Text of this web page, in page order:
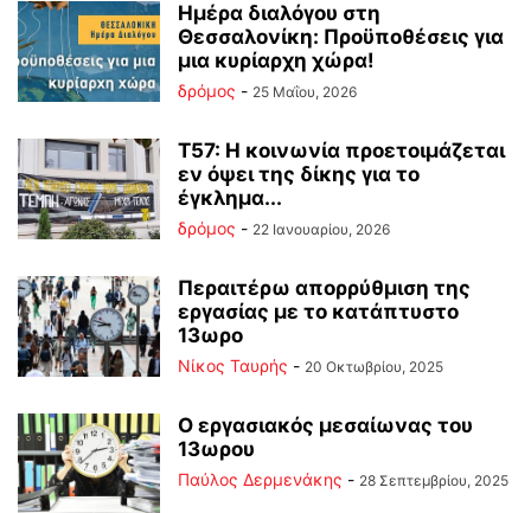
Ημέρα διαλόγου στη
Θεσσαλονίκη: Προϋποθέσεις για
μια κυρίαρχη χώρα!
δρόμος - 25 Μαΐου, 2026
Τ57: Η κοινωνία προετοιμάζεται
εν όψει της δίκης για το
έγκλημα...
δρόμος - 22 Ιανουαρίου, 2026
Περαιτέρω απορρύθμιση της
εργασίας με το κατάπτυστο
13ωρο
Νίκος Ταυρής - 20 Οκτωβρίου, 2025
Ο εργασιακός μεσαίωνας του
13ωρου
Παύλος Δερμενάκης - 28 Σεπτεμβρίου, 2025